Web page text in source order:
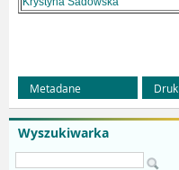
Wyszukiwarka
Metadane